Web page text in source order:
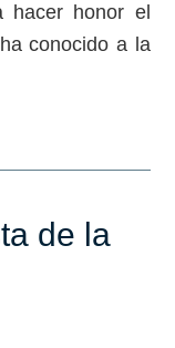
hacer honor el
conocido a la
de la